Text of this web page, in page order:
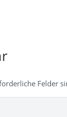
Felder